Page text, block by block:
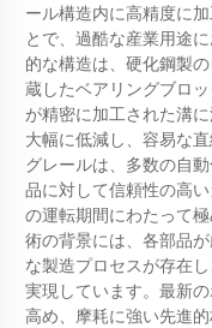
ール構造内に高精度に
とで、過酷な産業用途
的な構造は、硬化鋼製
蔵したベアリングブロ
が精密に加工された溝
大幅に低減し、容易な
グレールは、多数の自
品に対して信頼性の高
の運転期間にわたって
術の背景には、各部品
な製造プロセスが存在
実現しています。最新
高め、摩耗に強い先進